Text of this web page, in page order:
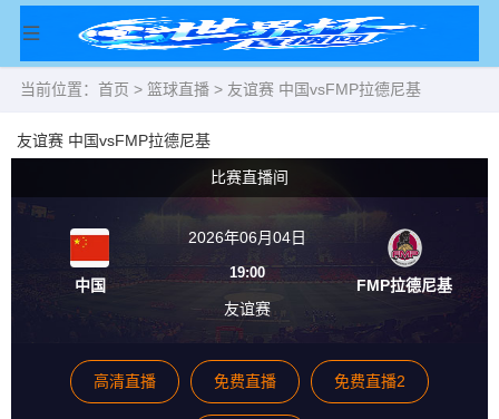
当前位置： 首页 > 篮球直播 > 友谊赛 中国vsFMP拉德尼基
友谊赛 中国vsFMP拉德尼基
比赛直播间
中国
2026年06月04日
19:00
友谊赛
FMP拉德尼基
高清直播 免费直播 免费直播2